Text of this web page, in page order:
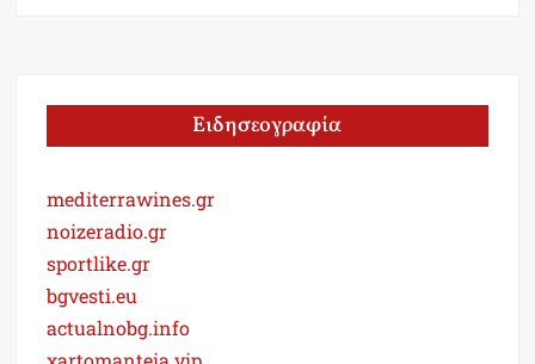
Ειδησεογραφία
mediterrawines.gr
noizeradio.gr
sportlike.gr
bgvesti.eu
actualnobg.info